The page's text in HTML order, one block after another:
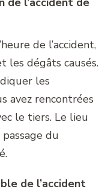
de l’accident,
les dégâts causés.
les
avez rencontrées
le tiers. Le lieu
du
de l’accident